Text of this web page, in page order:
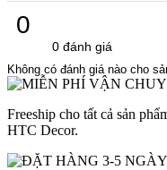
0
0 đánh giá
Không có đánh giá nào cho
Freeship cho tất cả sản
HTC Decor.